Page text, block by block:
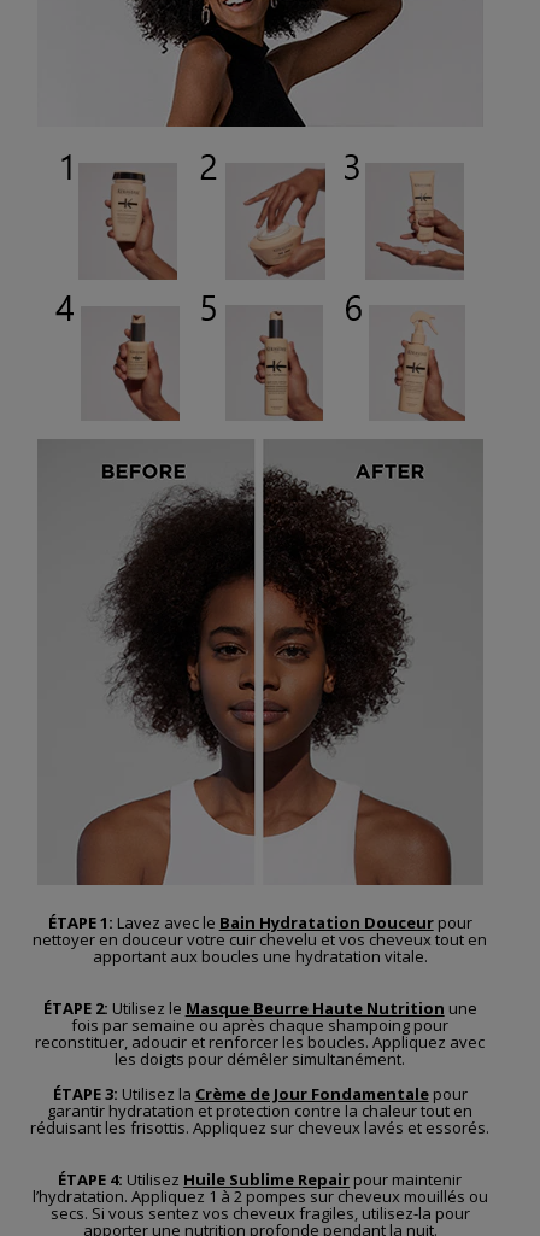
ÉTAPE 1: Lavez avec le Bain Hydratation Douceurpour
nettoyer en douceur votre cuir chevelu et vos cheveux tout en
apportant aux boucles une hydratation vitale.
ÉTAPE 2: Utilisez le Masque Beurre Haute Nutrition une
fois par semaine ou après chaque shampoing pour
reconstituer, adoucir et renforcer les boucles. Appliquez avec
les doigts pour démêler simultanément.
ÉTAPE 3: Utilisez la Crème de Jour Fondamentalepour
garantir hydratation et protection contre la chaleur tout en
réduisant les frisottis. Appliquez sur cheveux lavés et essorés.
ÉTAPE 4: Utilisez Huile Sublime Repair pour maintenir
l’hydratation. Appliquez 1 à 2 pompes sur cheveux mouillés ou
secs. Si vous sentez vos cheveux fragiles, utilisez-la pour
apporter une nutrition profonde pendant la nuit.